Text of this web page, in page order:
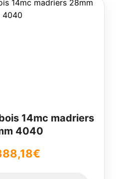
14mc madriers
4040
€